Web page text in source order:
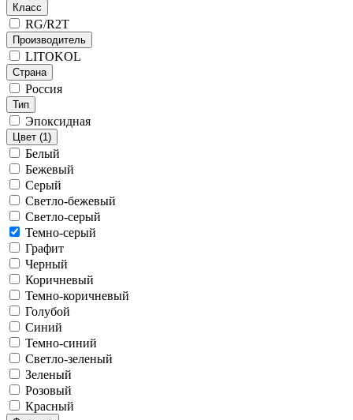
Класс
RG/R2T
Производитель
LITOKOL
Страна
Россия
Тип
Эпоксидная
Цвет (1)
Белый
Бежевый
Серый
Светло-бежевый
Светло-серый
Темно-серый
Графит
Черный
Коричневый
Темно-коричневый
Голубой
Синий
Темно-синий
Светло-зеленый
Зеленый
Розовый
Красный